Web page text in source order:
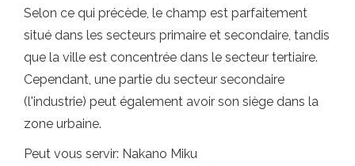
Selon ce qui précède, le champ est parfaitement
situé dans les secteurs primaire et secondaire, tandis
que la ville est concentrée dans le secteur tertiaire.
Cependant, une partie du secteur secondaire
(l'industrie) peut également avoir son siège dans la
zone urbaine.
Peut vous servir: Nakano Miku